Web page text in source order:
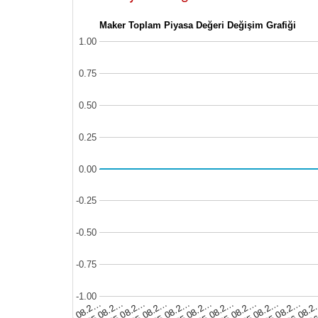
Maker Toplam Piyasa Değeri Değişim Grafiği
-1.00
-0.75
-0.50
-0.25
0.00
0.25
0.50
0.75
1.00